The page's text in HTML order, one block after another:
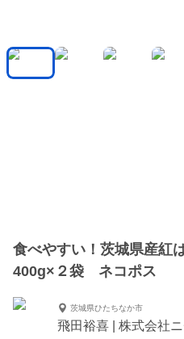
食べやすい！茨城県産紅
400g×２袋 ネコポス
茨城県ひたちなか市
飛田裕喜 | 株式会社